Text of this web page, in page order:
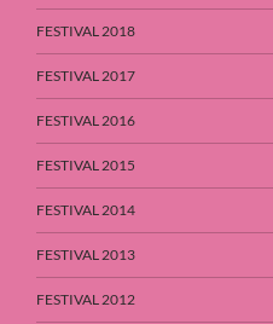
FESTIVAL 2018
FESTIVAL 2017
FESTIVAL 2016
FESTIVAL 2015
FESTIVAL 2014
FESTIVAL 2013
FESTIVAL 2012